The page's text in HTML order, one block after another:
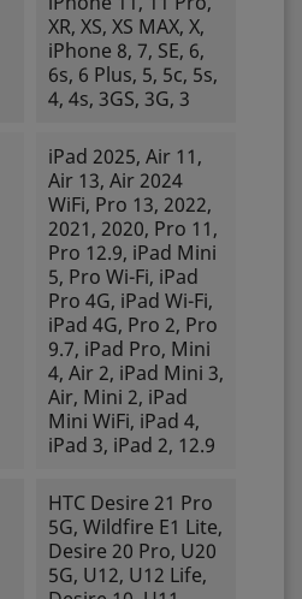
XR, XS, XS MAX, X,
iPhone 8, 7, SE, 6,
6s, 6 Plus, 5, 5c, 5s,
4, 4s, 3GS, 3G, 3
iPad 2025, Air 11,
Air 13, Air 2024
WiFi, Pro 13, 2022,
2021, 2020, Pro 11,
Pro 12.9, iPad Mini
5, Pro Wi-Fi, iPad
Pro 4G, iPad Wi-Fi,
iPad 4G, Pro 2, Pro
9.7, iPad Pro, Mini
4, Air 2, iPad Mini 3,
Air, Mini 2, iPad
Mini WiFi, iPad 4,
iPad 3, iPad 2, 12.9
HTC Desire 21 Pro
5G, Wildfire E1 Lite,
Desire 20 Pro, U20
5G, U12, U12 Life,